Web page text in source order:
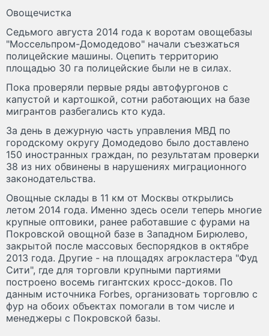
Овощечистка
Седьмого августа 2014 года к воротам овощебазы
"Моссельпром-Домодедово" начали съезжаться
полицейские машины. Оцепить территорию
площадью 30 га полицейские были не в силах.
Пока проверяли первые ряды автофургонов с
капустой и картошкой, сотни работающих на базе
мигрантов разбегались кто куда.
За день в дежурную часть управления МВД по
городскому округу Домодедово было доставлено
150 иностранных граждан, по результатам проверки
38 из них обвинены в нарушениях миграционного
законодательства.
Овощные склады в 11 км от Москвы открылись
летом 2014 года. Именно здесь осели теперь многие
крупные оптовики, ранее работавшие с фурами на
Покровской овощной базе в Западном Бирюлево,
закрытой после массовых беспорядков в октябре
2013 года. Другие - на площадях агрокластера "Фуд
Сити", где для торговли крупными партиями
построено восемь гигантских кросс-доков. По
данным источника Forbes, организовать торговлю с
фур на обоих объектах помогали в том числе и
менеджеры с Покровской базы.